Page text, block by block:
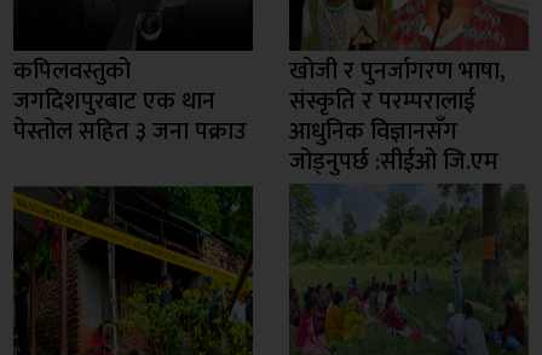
कपिलवस्तुको
जगदिशपुरबाट एक थान
पेस्तोल सहित ३ जना पक्राउ
खोजी र पुनर्जागरण भाषा,
संस्कृति र परम्परालाई
आधुनिक विज्ञानसँग
जोड्नुपर्छ :सीईओ जि.एम